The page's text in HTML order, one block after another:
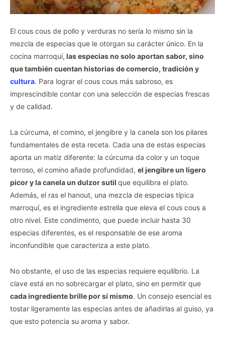
El cous cous de pollo y verduras no sería lo mismo sin la
mezcla de especias que le otorgan su carácter único. En la
cocina marroquí, las especias no solo aportan sabor, sino
que también cuentan historias de comercio, tradición y
cultura. Para lograr el cous cous más sabroso, es
imprescindible contar con una selección de especias frescas
y de calidad.
La cúrcuma, el comino, el jengibre y la canela son los pilares
fundamentales de esta receta. Cada una de estas especias
aporta un matiz diferente: la cúrcuma da color y un toque
terroso, el comino añade profundidad, el jengibre un ligero
picor y la canela un dulzor sutil que equilibra el plato.
Además, el ras el hanout, una mezcla de especias típica
marroquí, es el ingrediente estrella que eleva el cous cous a
otro nivel. Este condimento, que puede incluir hasta 30
especias diferentes, es el responsable de ese aroma
inconfundible que caracteriza a este plato.
No obstante, el uso de las especias requiere equilibrio. La
clave está en no sobrecargar el plato, sino en permitir que
cada ingrediente brille por sí mismo. Un consejo esencial es
tostar ligeramente las especias antes de añadirlas al guiso, ya
que esto potencia su aroma y sabor.